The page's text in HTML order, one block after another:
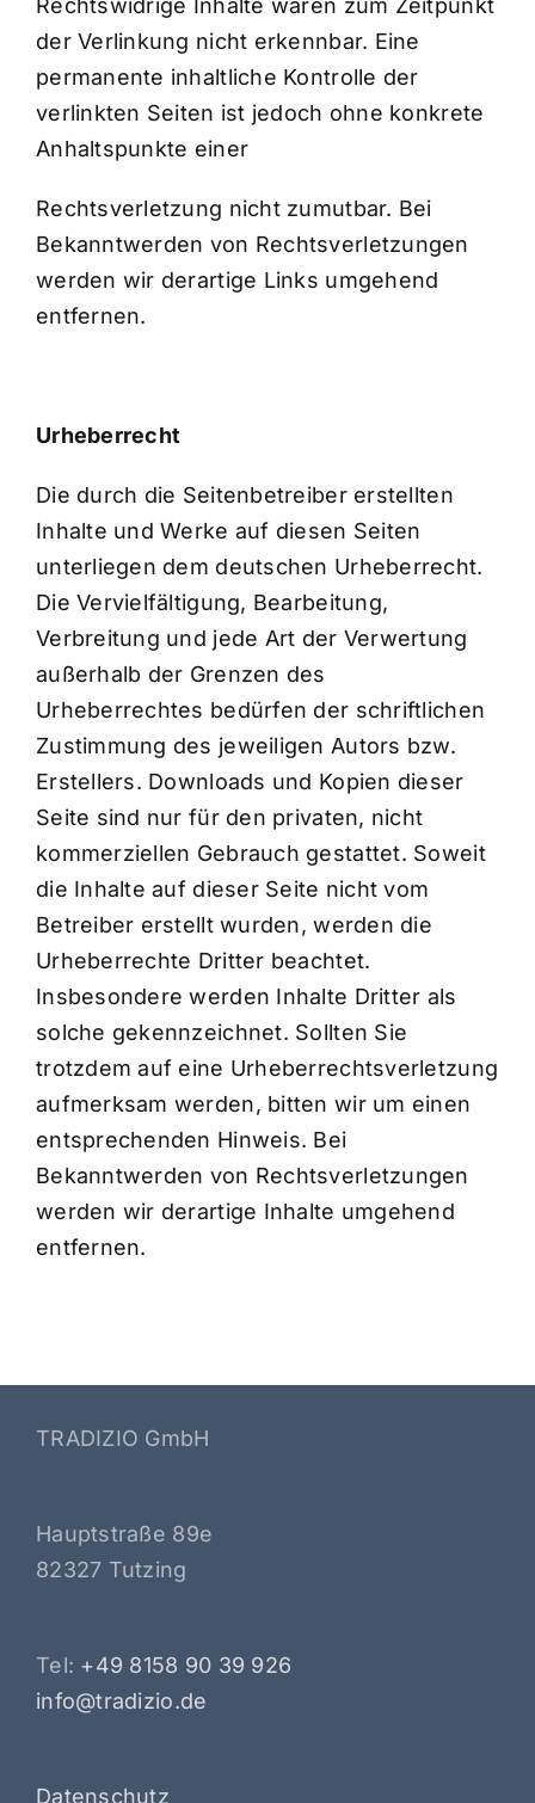
Rechtswidrige Inhalte waren zum Zeitpunkt
der Verlinkung nicht erkennbar. Eine
permanente inhaltliche Kontrolle der
verlinkten Seiten ist jedoch ohne konkrete
Anhaltspunkte einer
Rechtsverletzung nicht zumutbar. Bei
Bekanntwerden von Rechtsverletzungen
werden wir derartige Links umgehend
entfernen.
Urheberrecht
Die durch die Seitenbetreiber erstellten
Inhalte und Werke auf diesen Seiten
unterliegen dem deutschen Urheberrecht.
Die Vervielfältigung, Bearbeitung,
Verbreitung und jede Art der Verwertung
außerhalb der Grenzen des
Urheberrechtes bedürfen der schriftlichen
Zustimmung des jeweiligen Autors bzw.
Erstellers. Downloads und Kopien dieser
Seite sind nur für den privaten, nicht
kommerziellen Gebrauch gestattet. Soweit
die Inhalte auf dieser Seite nicht vom
Betreiber erstellt wurden, werden die
Urheberrechte Dritter beachtet.
Insbesondere werden Inhalte Dritter als
solche gekennzeichnet. Sollten Sie
trotzdem auf eine Urheberrechtsverletzung
aufmerksam werden, bitten wir um einen
entsprechenden Hinweis. Bei
Bekanntwerden von Rechtsverletzungen
werden wir derartige Inhalte umgehend
entfernen.
TRADIZIO GmbH
Hauptstraße 89e
82327 Tutzing
Tel: +49 8158 90 39 926
info@tradizio.de
Datenschutz